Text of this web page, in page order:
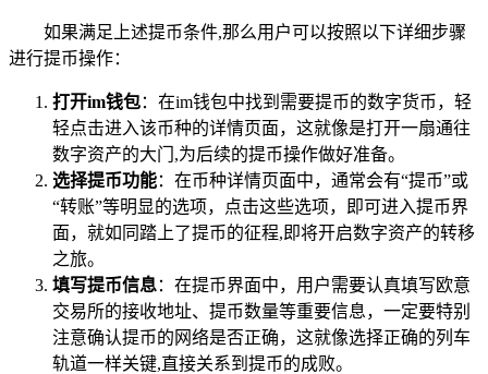
如果满足上述提币条件,那么用户可以按照以下详细步骤
进行提币操作：
打开im钱包：在im钱包中找到需要提币的数字货币，轻
轻点击进入该币种的详情页面，这就像是打开一扇通往
数字资产的大门,为后续的提币操作做好准备。
选择提币功能：在币种详情页面中，通常会有“提币”或
“转账”等明显的选项，点击这些选项，即可进入提币界
面，就如同踏上了提币的征程,即将开启数字资产的转移
之旅。
填写提币信息：在提币界面中，用户需要认真填写欧意
交易所的接收地址、提币数量等重要信息，一定要特别
注意确认提币的网络是否正确，这就像选择正确的列车
轨道一样关键,直接关系到提币的成败。